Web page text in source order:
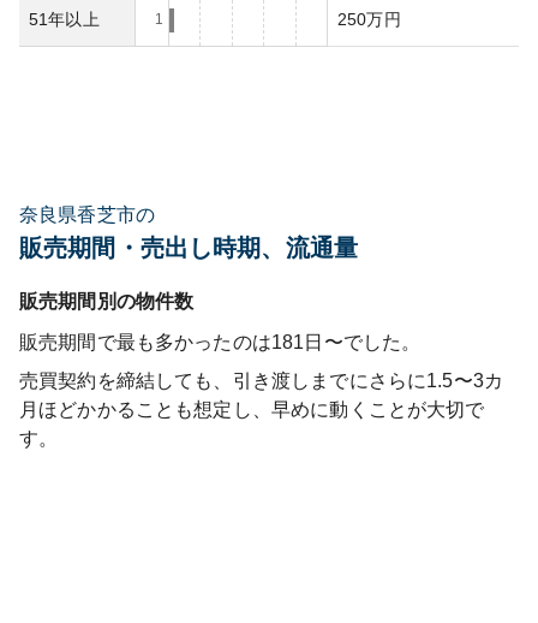
51年以上 1 250万円
奈良県香芝市の
販売期間・売出し時期、流通量
販売期間別の物件数
販売期間で最も多かったのは181日〜でした。
売買契約を締結しても、引き渡しまでにさらに1.5〜3カ
月ほどかかることも想定し、早めに動くことが大切で
す。